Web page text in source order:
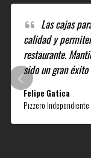
Las cajas
calidad y
restaurante.
sido un gran
Felipe Gatica
Pizzero Independiente